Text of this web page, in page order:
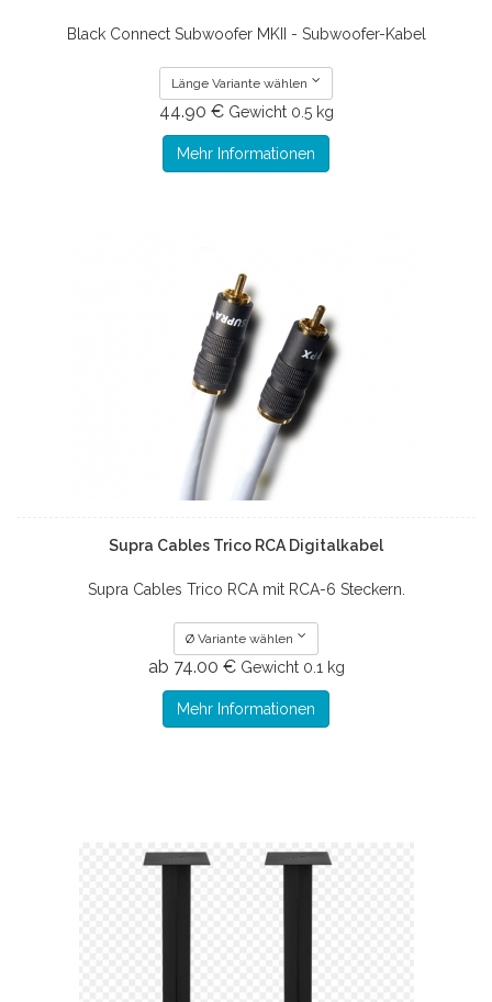
Black Connect Subwoofer MKII - Subwoofer-Kabel
Länge Variante wählen
44.90 € Gewicht 0.5 kg
Mehr Informationen
Supra Cables Trico RCA Digitalkabel
Supra Cables Trico RCA mit RCA-6 Steckern.
Ø Variante wählen
ab 74.00 € Gewicht 0.1 kg
Mehr Informationen